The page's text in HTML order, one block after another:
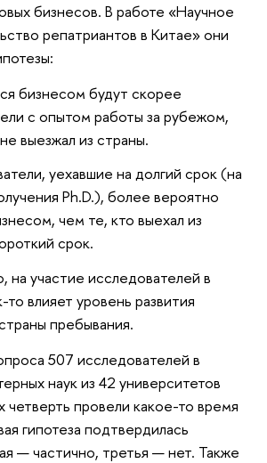
бизнесов. В работе «Научное
репатриантов в Китае» они
бизнесом будут скорее
с опытом работы за рубежом,
выезжал из страны.
уехавшие на долгий срок (на
Ph.D.), более вероятно
чем те, кто выехал из
срок.
на участие исследователей в
то влияет уровень развития
пребывания.
507 исследователей в
наук из 42 университетов
четверть провели какое-то время
гипотеза подтвердилась
— частично, третья — нет. Также